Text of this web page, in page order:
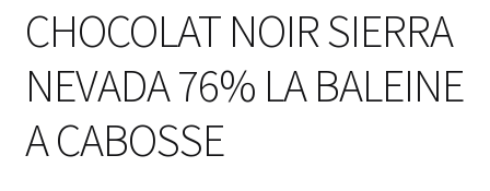
CHOCOLAT NOIR SIERRA
NEVADA 76% LA BALEINE
A CABOSSE